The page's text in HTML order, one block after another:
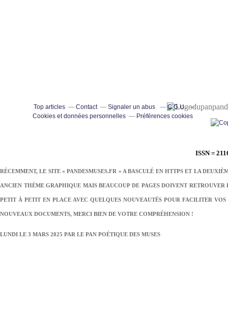
ISSN =
RÉCEMMENT, LE SITE « PANDESMUSES.FR » A BASCULÉ EN HTTPS ET LA
ANCIEN THÈME GRAPHIQUE MAIS BEAUCOUP DE PAGES DOIVENT
PETIT À PETIT EN PLACE AVEC QUELQUES NOUVEAUTÉS POUR FACILITER
NOUVEAUX DOCUMENTS, MERCI BIEN DE VOTRE COMPRÉHENSION !
LUNDI LE 3 MARS 2025 PAR LE PAN POÉTIQUE DES MUSES
Top articles Contact Signaler un abus
C.G.U.
Cookies et données personnelles
Préférences cookies